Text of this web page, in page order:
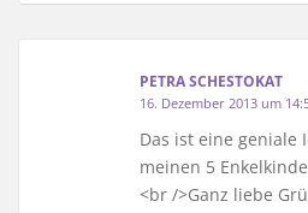
PETRA SCHESTOKAT
16. Dezember 2013 um
Das ist eine geniale
meinen 5
<br />Ganz liebe